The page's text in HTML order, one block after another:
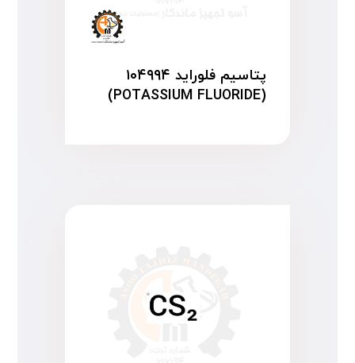
پتاسیم فلوراید ۱۰۴۹۹۴
(POTASSIUM FLUORIDE)